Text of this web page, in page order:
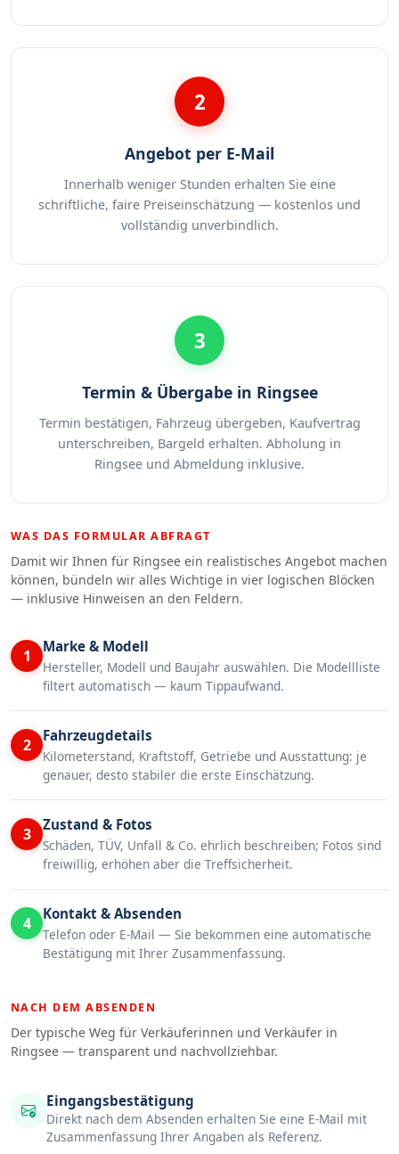
2
Angebot per E-Mail
Innerhalb weniger Stunden erhalten Sie eine
schriftliche, faire Preiseinschätzung — kostenlos und
vollständig unverbindlich.
3
Termin & Übergabe in Ringsee
Termin bestätigen, Fahrzeug übergeben, Kaufvertrag
unterschreiben, Bargeld erhalten. Abholung in
Ringsee und Abmeldung inklusive.
WAS DAS FORMULAR ABFRAGT
Damit wir Ihnen für Ringsee ein realistisches Angebot machen
können, bündeln wir alles Wichtige in vier logischen Blöcken
— inklusive Hinweisen an den Feldern.
1 Marke & Modell
Hersteller, Modell und Baujahr auswählen. Die Modellliste
filtert automatisch — kaum Tippaufwand.
2 Fahrzeugdetails
Kilometerstand, Kraftstoff, Getriebe und Ausstattung: je
genauer, desto stabiler die erste Einschätzung.
3 Zustand & Fotos
Schäden, TÜV, Unfall & Co. ehrlich beschreiben; Fotos sind
freiwillig, erhöhen aber die Treffsicherheit.
4 Kontakt & Absenden
Telefon oder E-Mail — Sie bekommen eine automatische
Bestätigung mit Ihrer Zusammenfassung.
NACH DEM ABSENDEN
Der typische Weg für Verkäuferinnen und Verkäufer in
Ringsee — transparent und nachvollziehbar.
Eingangsbestätigung
Direkt nach dem Absenden erhalten Sie eine E-Mail mit
Zusammenfassung Ihrer Angaben als Referenz.